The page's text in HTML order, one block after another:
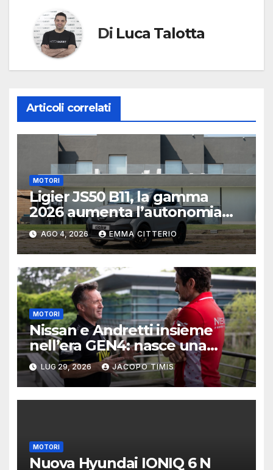
Di Luca Talotta
Articoli correlati
MOTORI
Ligier JS50 B11, la gamma
2026 aumenta l’autonomia
elettrica
AGO 4, 2026 EMMA CITTERIO
MOTORI
Nissan e Andretti insieme
nell’era GEN4: nasce una
delle alleanze più ambiziose
della Formula E
LUG 29, 2026 JACOPO TIMIS
MOTORI
Nuova Hyundai IONIQ 6 N